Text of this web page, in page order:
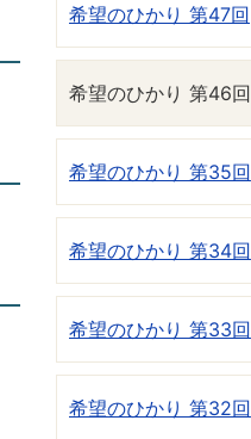
希望のひかり 第47回
希望のひかり 第46回
希望のひかり 第35回
希望のひかり 第34回
希望のひかり 第33回
希望のひかり 第32回